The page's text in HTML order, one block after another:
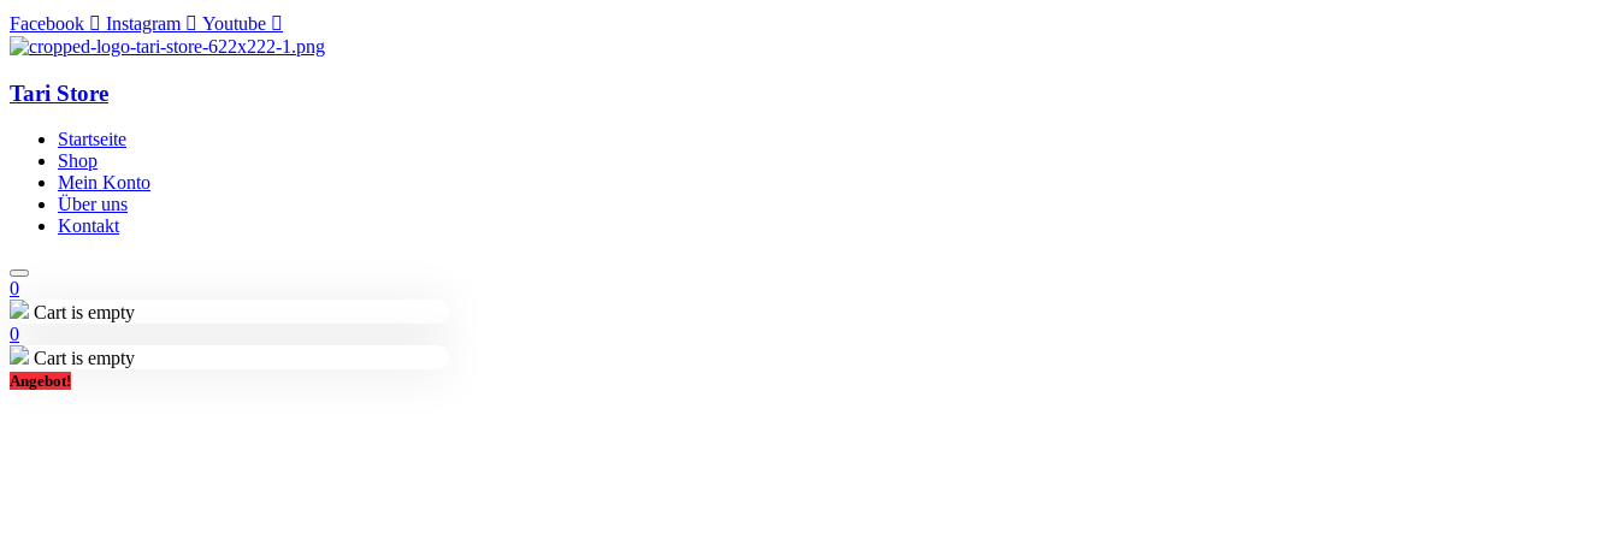
Facebook Instagram Youtube
Tari Store
Startseite
Shop
Mein Konto
Über uns
Kontakt
0
Cart is empty
0
Cart is empty
Angebot!